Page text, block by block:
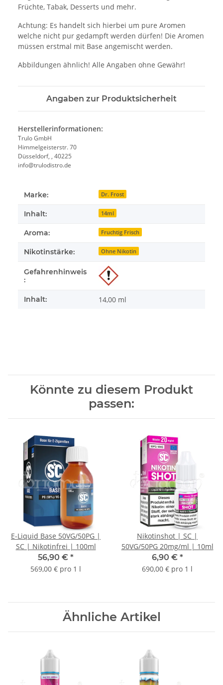
Früchte, Tabak, Desserts und mehr.
Achtung: Es handelt sich hierbei um pure Aromen
welche nicht pur gedampft werden dürfen! Die Aromen
müssen erstmal mit Base angemischt werden.
Abbildungen ähnlich! Alle Angaben ohne Gewähr!
Angaben zur Produktsicherheit
Herstellerinformationen:
Trulo GmbH
Himmelgeisterstr. 70
Düsseldorf, , 40225
info@trulodistro.de
Marke: Dr. Frost
Inhalt: 14ml
Aroma: Fruchtig Frisch
Nikotinstärke: Ohne Nikotin
Gefahrenhinweis
:
Inhalt: 14,00 ml
Könnte zu diesem Produkt
passen:
E-Liquid Base 50VG/50PG |
SC | Nikotinfrei | 100ml
56,90 € *
569,00 € pro 1 l
Nikotinshot | SC |
50VG/50PG 20mg/ml | 10ml
6,90 € *
690,00 € pro 1 l
Ähnliche Artikel